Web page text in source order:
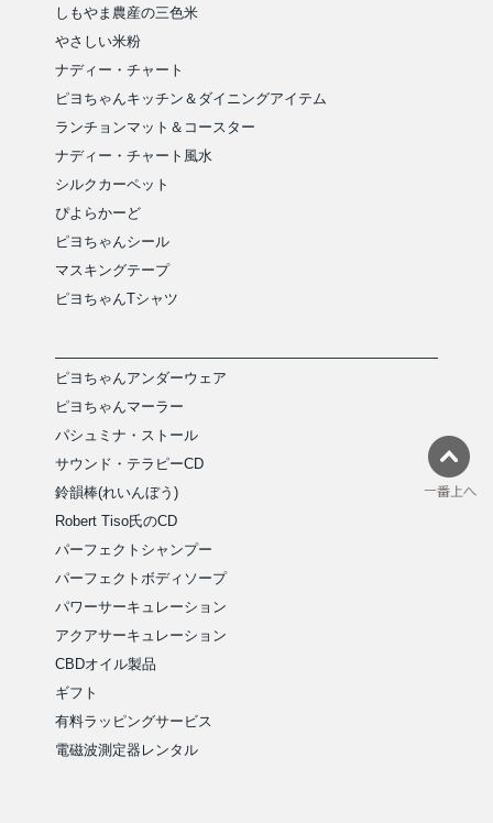
しもやま農産の三色米
やさしい米粉
ナディー・チャート
ピヨちゃんキッチン＆ダイニングアイテム
ランチョンマット＆コースター
ナディー・チャート風水
シルクカーペット
ぴよらかーど
ピヨちゃんシール
マスキングテープ
ピヨちゃんTシャツ
ピヨちゃんアンダーウェア
ピヨちゃんマーラー
パシュミナ・ストール
サウンド・テラピーCD
鈴韻棒(れいんぼう)
Robert Tiso氏のCD
パーフェクトシャンプー
パーフェクトボディソープ
パワーサーキュレーション
アクアサーキュレーション
CBDオイル製品
ギフト
有料ラッピングサービス
電磁波測定器レンタル